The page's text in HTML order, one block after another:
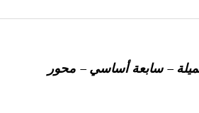
– سابعة أساسي – محور